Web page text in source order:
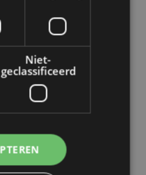
Cercle neemt het in
match op tegen
"Er heerst wat
Niet-
geclassificeerd